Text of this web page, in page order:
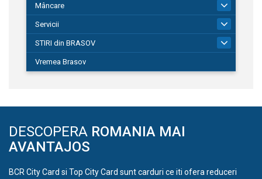
Mâncare
Servicii
STIRI din BRASOV
Vremea Brasov
DESCOPERA ROMANIA MAI
AVANTAJOS
BCR City Card si Top City Card sunt carduri ce iti ofera reduceri